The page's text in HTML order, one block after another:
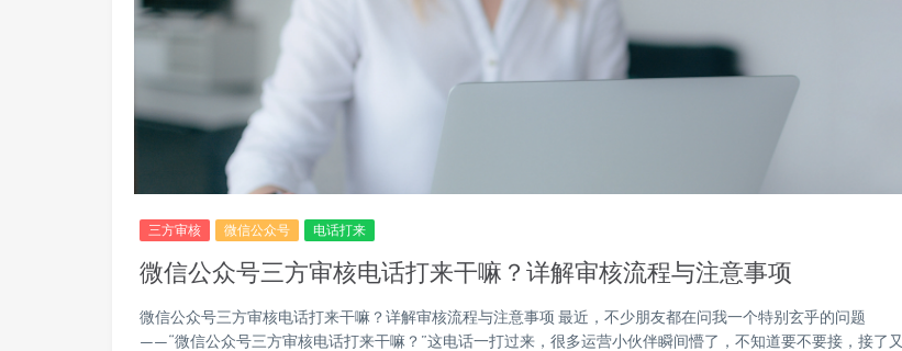
三方审核 微信公众号 电话打来
微信公众号三方审核电话打来干嘛？详解审核流程与注意事项
微信公众号三方审核电话打来干嘛？详解审核流程与注意事项 最近，不少朋友都在问我一个特别玄乎的问题
——“微信公众号三方审核电话打来干嘛？”这电话一打过来，很多运营小伙伴瞬间懵了，不知道要不要接，接了又